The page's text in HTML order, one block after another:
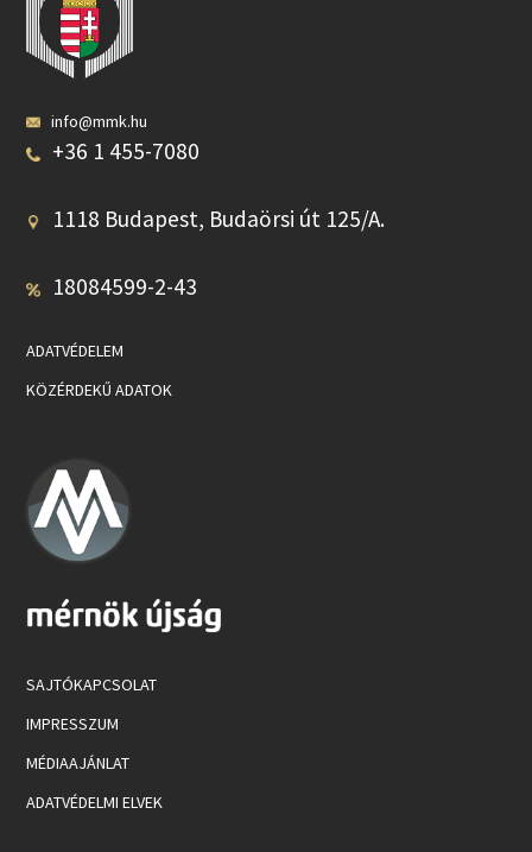
info@mmk.hu
+36 1 455-7080
1118 Budapest, Budaörsi út 125/A.
18084599-2-43
ADATVÉDELEM
KÖZÉRDEKŰ ADATOK
SAJTÓKAPCSOLAT
IMPRESSZUM
MÉDIAAJÁNLAT
ADATVÉDELMI ELVEK